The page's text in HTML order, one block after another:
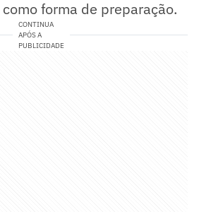
como forma de preparação.
CONTINUA
APÓS A
PUBLICIDADE